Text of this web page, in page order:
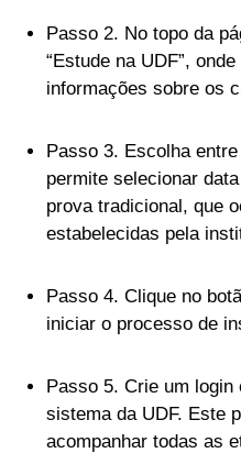
Passo 2. No topo da
“Estude na UDF”,
informações sobre os
Passo 3. Escolha
permite selecionar
prova tradicional, que
estabelecidas pela
Passo 4. Clique no
iniciar o processo de
Passo 5. Crie um login
sistema da UDF. Este
acompanhar todas as